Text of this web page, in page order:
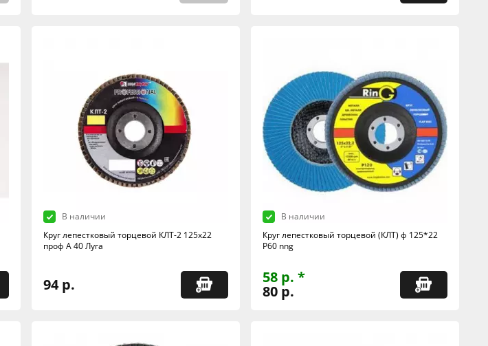
В наличии
Круг лепестковый торцевой КЛТ-2 125х22
проф А 40 Луга
94 р.
В наличии
Круг лепестковый торцевой (КЛТ) ф 125*22
Р60 nng
58 р. *
80 р.